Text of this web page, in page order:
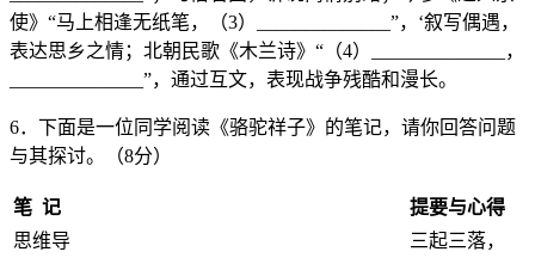
使》“马上相逢无纸笔，（3）______________”，‘叙写偶遇，
表达思乡之情；北朝民歌《木兰诗》“（4）______________，
______________”，通过互文，表现战争残酷和漫长。
6．下面是一位同学阅读《骆驼祥子》的笔记，请你回答问题
与其探讨。（8分）
笔 记
提要与心得
思维导
三起三落，